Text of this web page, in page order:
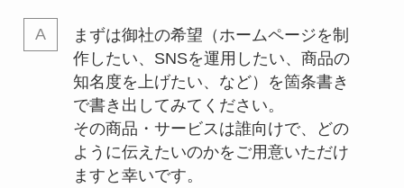
まずは御社の希望（ホームページを制
作したい、SNSを運用したい、商品の
知名度を上げたい、など）を箇条書き
で書き出してみてください。
その商品・サービスは誰向けで、どの
ように伝えたいのかをご用意いただけ
ますと幸いです。